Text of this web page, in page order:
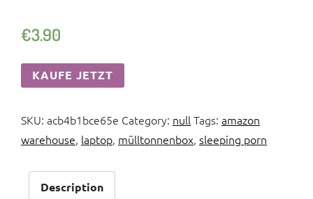
€3.90
KAUFE JETZT
SKU: acb4b1bce65e Category: null Tags: amazon
warehouse, laptop, mülltonnenbox, sleeping porn
Description